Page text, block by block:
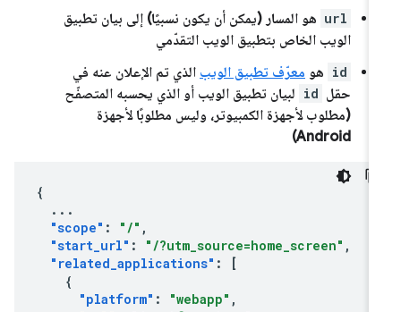
url هو المسار (يمكن أن يكون نسبيًا) إلى بيان تطبيق
الويب الخاص بتطبيق الويب التقدّمي
id هو معرّف تطبيق الويبالذي تم الإعلان عنه في
حقل id لبيان تطبيق الويب أو الذي يحسبه المتصفّح
(مطلوب لأجهزة الكمبيوتر، وليس مطلوبًا لأجهزة
Android)
"scope": "/"
"start_url": "/?utm_source=home_screen"
"related_applications"
"platform": "webapp"